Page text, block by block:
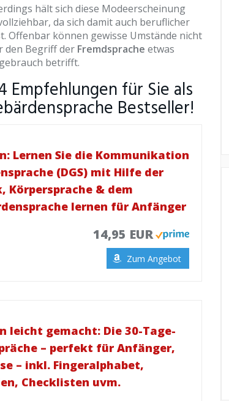
hält sich diese Modeerscheinung
da sich damit auch beruflicher
Offenbar können gewisse Umstände nicht
den Begriff der Fremdsprache etwas
betrifft.
Empfehlungen für Sie als
Bestseller!
Lernen Sie die Kommunikation
(DGS) mit Hilfe der
& dem
lernen für Anfänger
14,95 EUR
Zum Angebot
leicht gemacht: Die 30-Tage-
– perfekt für Anfänger,
– inkl. Fingeralphabet,
Checklisten uvm.